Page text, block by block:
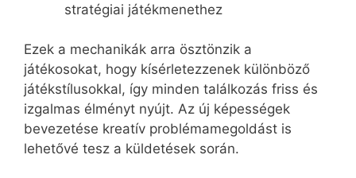
stratégiai játékmenethez
Ezek a mechanikák arra ösztönzik a
játékosokat, hogy kísérletezzenek különböző
játékstílusokkal, így minden találkozás friss és
izgalmas élményt nyújt. Az új képességek
bevezetése kreatív problémamegoldást is
lehetővé tesz a küldetések során.